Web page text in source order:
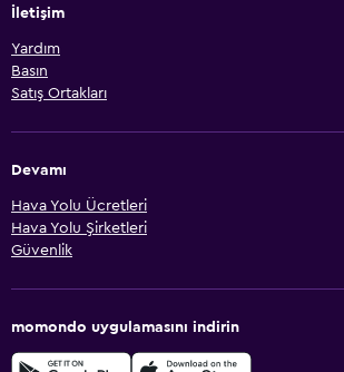
İletişim
Yardım
Basın
Satış Ortakları
Devamı
Hava Yolu Ücretleri
Hava Yolu Şirketleri
Güvenlik
momondo uygulamasını indirin